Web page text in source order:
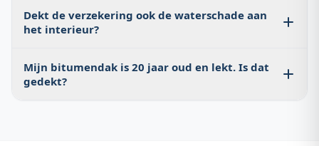
oorzaak vast te stellen.
uitvoeren om verdere schade te voorkomen. Laat de
definitieve reparaties echter wachten totdat de
de schade zorgvuldig met foto's.
Dekt de verzekering ook de waterschade aan
het interieur?
elementen (muren, plafond, vloer). Schade aan meubels
en spullen valt onder de inboedelverzekering. Als de
Mijn bitumendak is 20 jaar oud en lekt. Is dat
gedekt?